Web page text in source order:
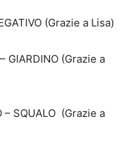
(Grazie a Lisa)
GIARDINO (Grazie a
– SQUALO (Grazie a